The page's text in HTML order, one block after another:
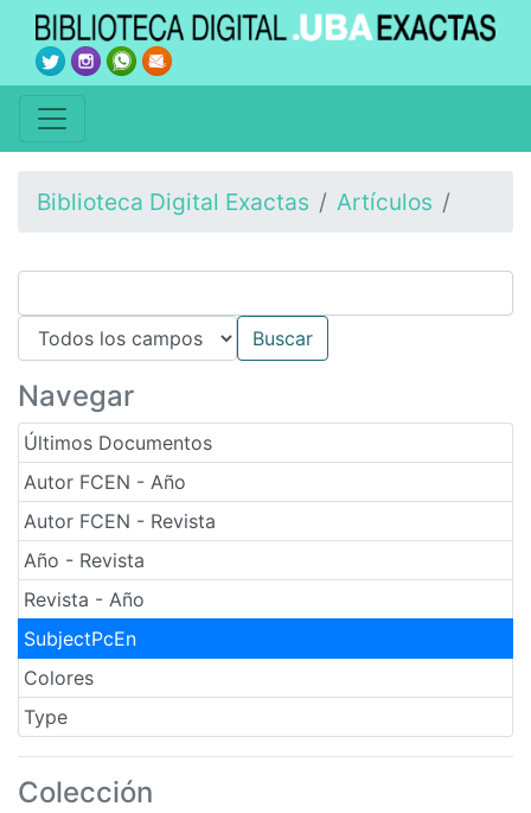
Biblioteca Digital Exactas Artículos
Navegar
Últimos Documentos
Autor FCEN - Año
Autor FCEN - Revista
Año - Revista
Revista - Año
SubjectPcEn
Colores
Type
Colección